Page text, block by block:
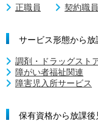
正職員 契約職員
サービス形態から
調剤・ドラッグスト
障がい者福祉関連
障害児入所サービス
保有資格から放課